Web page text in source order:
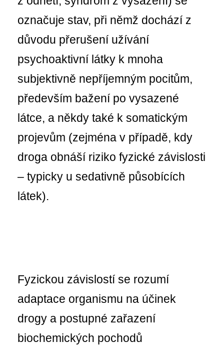
označuje stav, při němž dochází z
důvodu přerušení užívání
psychoaktivní látky k mnoha
subjektivně nepříjemným pocitům,
především bažení po vysazené
látce, a někdy také k somatickým
projevům (zejména v případě, kdy
droga obnáší riziko fyzické závislosti
– typicky u sedativně působících
látek).
Fyzickou závislostí se rozumí
adaptace organismu na účinek
drogy a postupné zařazení
biochemických pochodů